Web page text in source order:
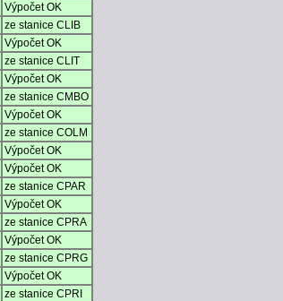
Výpočet OK
ze stanice CLIB
Výpočet OK
ze stanice CLIT
Výpočet OK
ze stanice CMBO
Výpočet OK
ze stanice COLM
Výpočet OK
Výpočet OK
ze stanice CPAR
Výpočet OK
ze stanice CPRA
Výpočet OK
ze stanice CPRG
Výpočet OK
ze stanice CPRI